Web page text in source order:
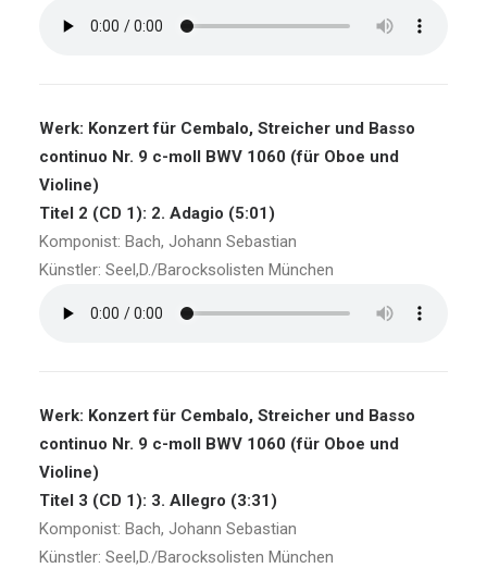
Werk: Konzert für Cembalo, Streicher und Basso
continuo Nr. 9 c-moll BWV 1060 (für Oboe und
Violine)
Titel 2 (CD 1): 2. Adagio (5:01)
Komponist: Bach, Johann Sebastian
Künstler: Seel,D./Barocksolisten München
Werk: Konzert für Cembalo, Streicher und Basso
continuo Nr. 9 c-moll BWV 1060 (für Oboe und
Violine)
Titel 3 (CD 1): 3. Allegro (3:31)
Komponist: Bach, Johann Sebastian
Künstler: Seel,D./Barocksolisten München